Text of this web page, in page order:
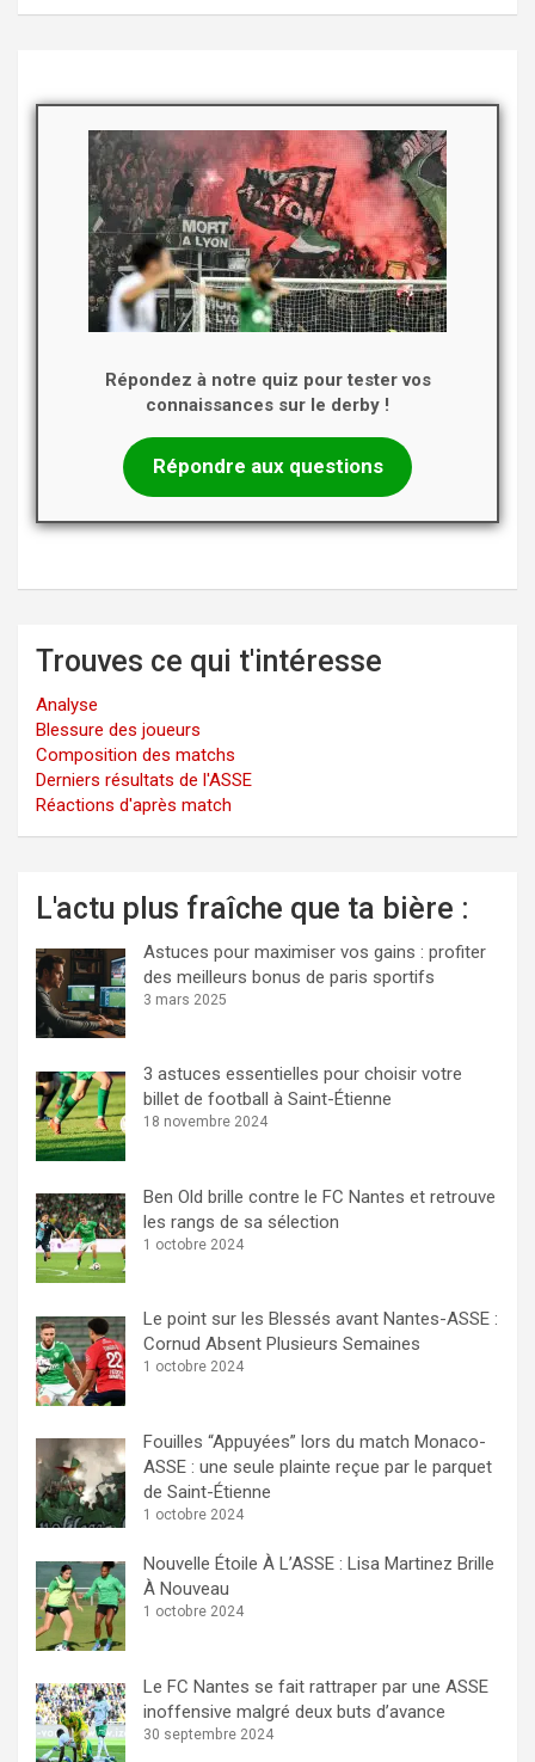
Répondez à notre quiz pour tester vos
connaissances sur le derby !
Répondre aux questions
Trouves ce qui t'intéresse
Analyse
Blessure des joueurs
Composition des matchs
Derniers résultats de l'ASSE
Réactions d'après match
L'actu plus fraîche que ta bière :
Astuces pour maximiser vos gains : profiter
des meilleurs bonus de paris sportifs
3 mars 2025
3 astuces essentielles pour choisir votre
billet de football à Saint-Étienne
18 novembre 2024
Ben Old brille contre le FC Nantes et retrouve
les rangs de sa sélection
1 octobre 2024
Le point sur les Blessés avant Nantes-ASSE :
Cornud Absent Plusieurs Semaines
1 octobre 2024
Fouilles “Appuyées” lors du match Monaco-
ASSE : une seule plainte reçue par le parquet
de Saint-Étienne
1 octobre 2024
Nouvelle Étoile À L’ASSE : Lisa Martinez Brille
À Nouveau
1 octobre 2024
Le FC Nantes se fait rattraper par une ASSE
inoffensive malgré deux buts d’avance
30 septembre 2024